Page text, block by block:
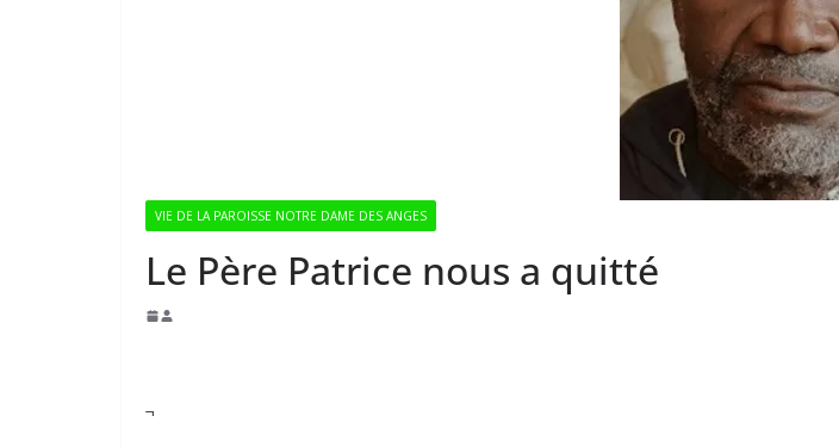
VIE DE LA PAROISSE NOTRE DAME DES ANGES
Le Père Patrice nous a quitté
¬